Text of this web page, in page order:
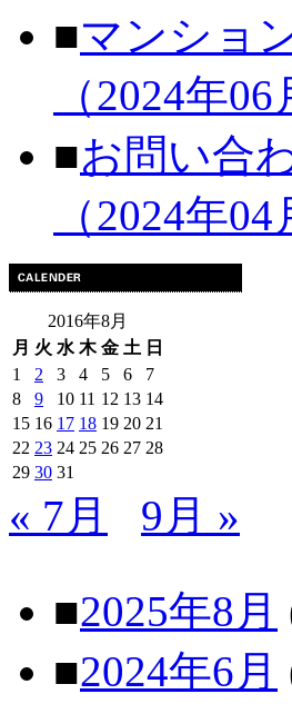
■マンショ
（2024年06
■お問い合
（2024年04
2016年8月
月 火 水 木 金 土 日
1
2 3 4 5 6
7
8
9 10 11 12 13 14
15 16 17 18 19 20 21
22 23 24 25 26 27 28
29 30 31
« 7月
9月 »
■2025年8月
■2024年6月